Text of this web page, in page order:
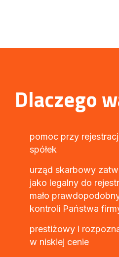
Dlaczego
pomoc przy
spółek
urząd skarbowy
jako legalny do
mało
kontroli Państwa
prestiżowy i
w niskiej cenie